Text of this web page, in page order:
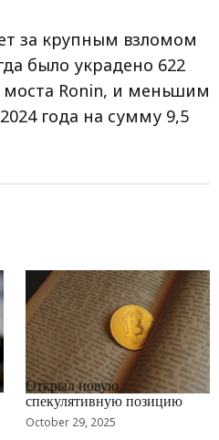
за крупным взломом
было украдено 622
моста Ronin, и меньшим
года на сумму 9,5
RRCNEWS_RU
Открыл новую
спекулятивную позицию
October 29, 2025